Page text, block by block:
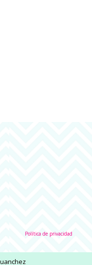
Política de privacidad